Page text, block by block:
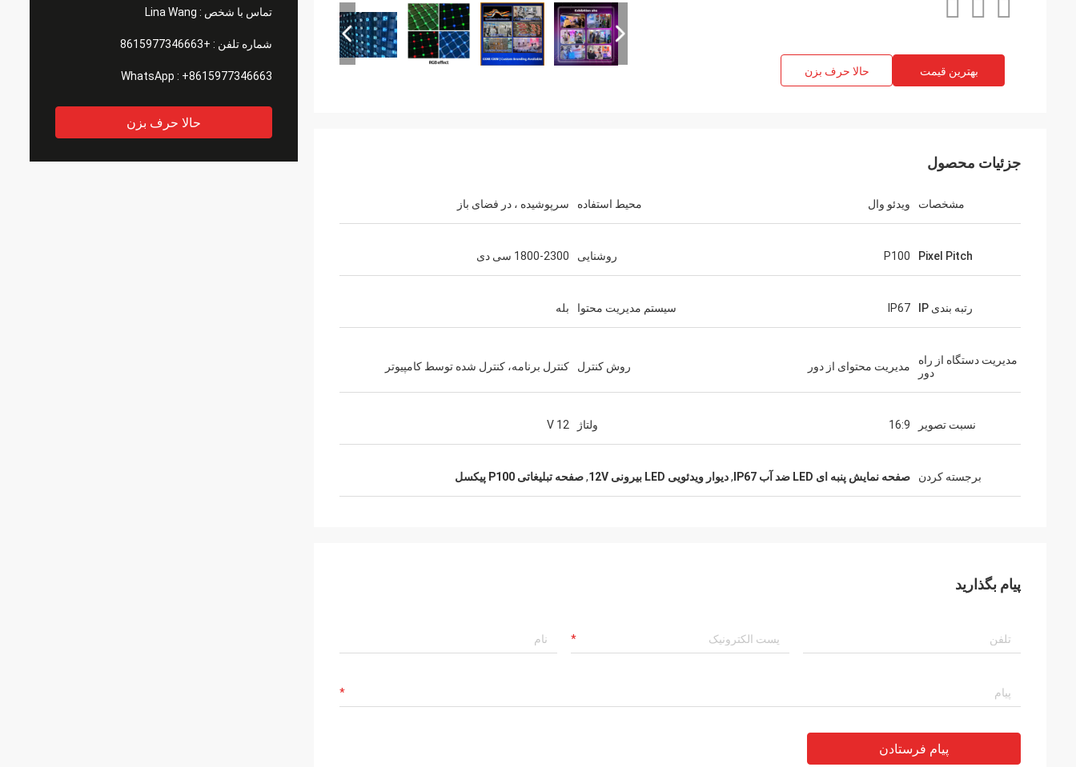
تماس با شخص : Lina Wang
شماره تلفن : +8615977346663
WhatsApp : +8615977346663
حالا حرف بزن
بهترین قیمت حالا حرف بزن
جزئیات محصول
مشخصات ویدئو وال محیط استفاده سرپوشیده ، در فضای باز
Pixel Pitch
P100 روشنایی 1800-2300 سی دی
رتبه بندی IP IP67 سیستم مدیریت محتوا بله
مدیریت دستگاه از راه
دور
مدیریت محتوای از دور روش کنترل کنترل برنامه، کنترل شده توسط کامپیوتر
نسبت تصویر 16:9 ولتاژ 12 V
برجسته کردن صفحه نمایش پنبه ای LED ضد آب IP67 ,دیوار ویدئویی LED بیرونی 12V ,صفحه تبلیغاتی P100 پیکسل
پیام بگذارید
پیام فرستادن